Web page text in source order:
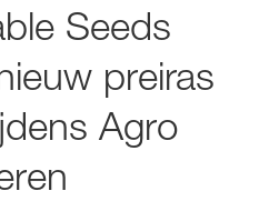
Seeds
preiras
Agro